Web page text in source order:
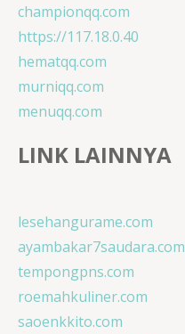
championqq.com
https://117.18.0.40
hematqq.com
murniqq.com
menuqq.com
LINK LAINNYA
lesehangurame.com
ayambakar7saudara.com
tempongpns.com
roemahkuliner.com
saoenkkito.com